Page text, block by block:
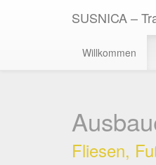
SUSNICA –
Willkommen
Fliesen,